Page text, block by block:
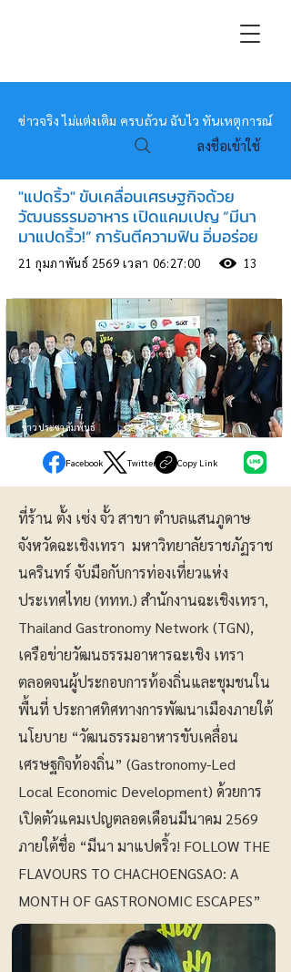
หมอข่าว
ข่าวจริง ไม่แต่งเติม ครบถ้วน ฉับไว ทันเหตุการณ์
ลงชื่อเข้าใช้
"แปดริ้ว" ขับเคลื่อนเศรษฐกิจด้วย
วัฒนธรรมอาหาร เปิดแคมเปญ “มีนา
มาแปดริ้ว!” การันตีความฟิน อิ่มอร่อย
21 กุมภาพันธ์ 2569 เวลา 06:27:00 13
ข่าวประชาสัมพันธ์
Facebook Twitter Copy Link
ที่ร้าน ตั้ง เซ่ง จั้ว สาขา ตำบลแสนภูดาษ
จังหวัดฉะเชิงเทรา มหาวิทยาลัยราชภัฏราช
นครินทร์ จับมือกับการท่องเที่ยวแห่ง
ประเทศไทย (ททท.) สำนักงานฉะเชิงเทรา,
Thailand Gastronomy Network (TGN),
เครือข่ายวัฒนธรรมอาหารฉะเชิง เทรา
ตลอดจนผู้ประกอบการท้องถิ่นและชุมชนใน
พื้นที่ ประกาศทิศทางการพัฒนาเมืองภายใต้
นโยบาย “วัฒนธรรมอาหารขับเคลื่อน
เศรษฐกิจท้องถิ่น” (Gastronomy-Led
Local Economic Development) ด้วยการ
เปิดตัวแคมเปญตลอดเดือนมีนาคม 2569
ภายใต้ชื่อ “มีนา มาแปดริ้ว! FOLLOW THE
FLAVOURS TO CHACHOENGSAO: A
MONTH OF GASTRONOMIC ESCAPES”